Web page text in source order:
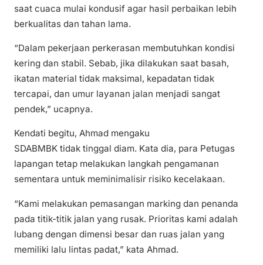
saat cuaca mulai kondusif agar hasil perbaikan lebih
berkualitas dan tahan lama.
“Dalam pekerjaan perkerasan membutuhkan kondisi
kering dan stabil. Sebab, jika dilakukan saat basah,
ikatan material tidak maksimal, kepadatan tidak
tercapai, dan umur layanan jalan menjadi sangat
pendek,” ucapnya.
Kendati begitu, Ahmad mengaku
SDABMBK tidak tinggal diam. Kata dia, para Petugas
lapangan tetap melakukan langkah pengamanan
sementara untuk meminimalisir risiko kecelakaan.
“Kami melakukan pemasangan marking dan penanda
pada titik-titik jalan yang rusak. Prioritas kami adalah
lubang dengan dimensi besar dan ruas jalan yang
memiliki lalu lintas padat,” kata Ahmad.